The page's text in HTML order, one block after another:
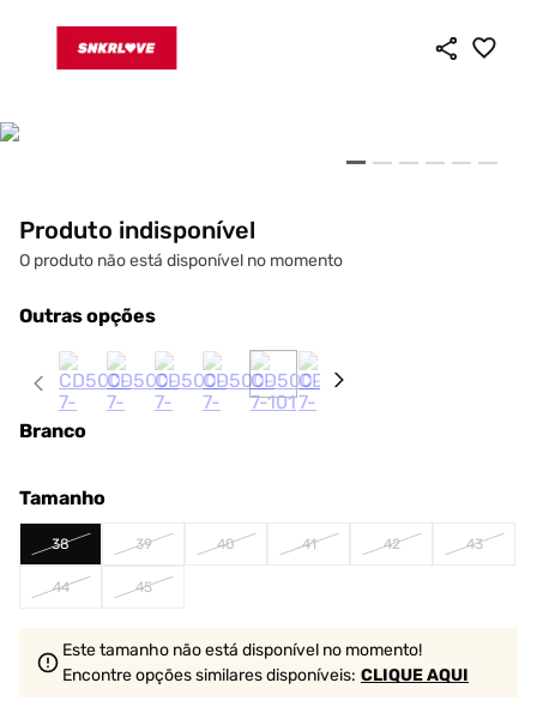
Produto indisponível
O produto não está disponível no momento
Outras opções
Branco
Tamanho
38 39 40 41 42 43
44 45
Este tamanho não está disponível no momento!
Encontre opções similaresdisponíveis: CLIQUE AQUI